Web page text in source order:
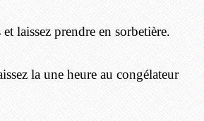
laissez prendre en sorbetière.
la une heure au congélateur